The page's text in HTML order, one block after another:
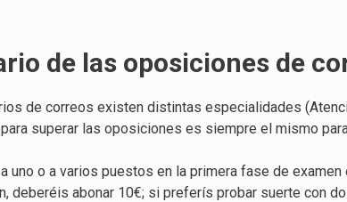
de las oposiciones de
de correos existen distintas especialidades
superar las oposiciones es siempre el mismo
uno o a varios puestos en la primera fase de
deberéis abonar 10€; si preferís probar suerte con